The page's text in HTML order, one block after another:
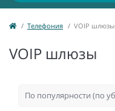
Телефония VOIP шлюзы
VOIP шлюзы